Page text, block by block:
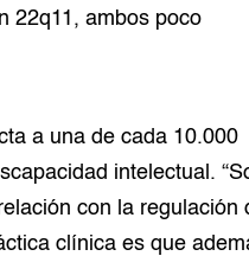
22q11, ambos poco
a una de cada 10.000
intelectual.
con la regulación
clínica es que